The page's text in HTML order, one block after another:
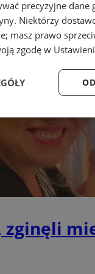
precyzyjne dane
Niektórzy
masz prawo
zgodę w
Wydajność
umożliwiają korzystanie z
niezbędnych plików